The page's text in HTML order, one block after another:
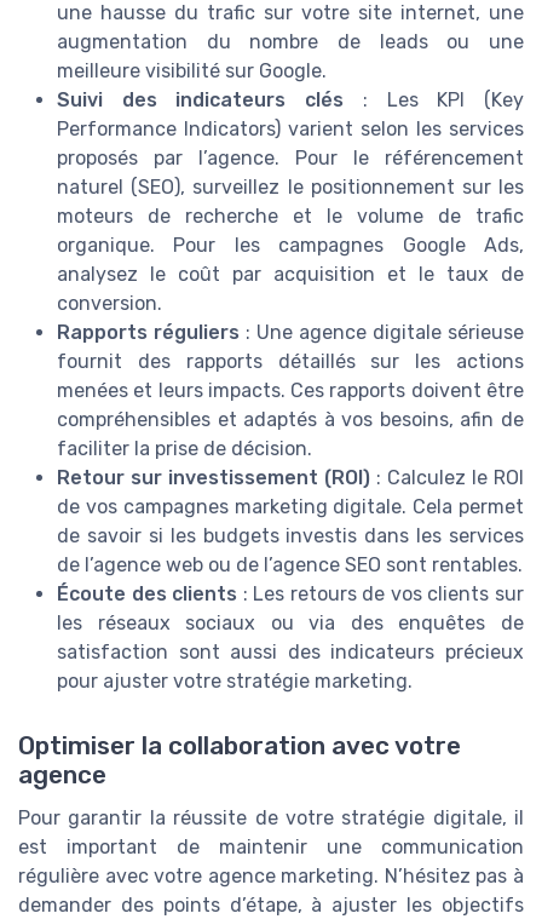
une hausse du trafic sur votre site internet, une
augmentation du nombre de leads ou une
meilleure visibilité sur Google.
Suivi des indicateurs clés : Les KPI (Key
Performance Indicators) varient selon les services
proposés par l’agence. Pour le référencement
naturel (SEO), surveillez le positionnement sur les
moteurs de recherche et le volume de trafic
organique. Pour les campagnes Google Ads,
analysez le coût par acquisition et le taux de
conversion.
Rapports réguliers : Une agence digitale sérieuse
fournit des rapports détaillés sur les actions
menées et leurs impacts. Ces rapports doivent être
compréhensibles et adaptés à vos besoins, afin de
faciliter la prise de décision.
Retour sur investissement (ROI) : Calculez le ROI
de vos campagnes marketing digitale. Cela permet
de savoir si les budgets investis dans les services
de l’agence web ou de l’agence SEO sont rentables.
Écoute des clients : Les retours de vos clients sur
les réseaux sociaux ou via des enquêtes de
satisfaction sont aussi des indicateurs précieux
pour ajuster votre stratégie marketing.
Optimiser la collaboration avec votre
agence
Pour garantir la réussite de votre stratégie digitale, il
est important de maintenir une communication
régulière avec votre agence marketing. N’hésitez pas à
demander des points d’étape, à ajuster les objectifs